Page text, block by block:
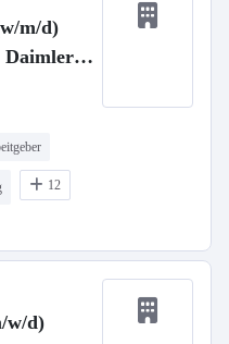
m/d)
Daimler
12
w/d)